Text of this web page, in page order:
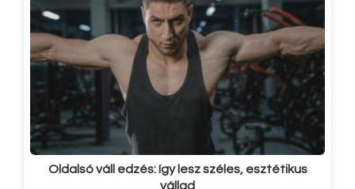
Oldalsó váll edzés: így lesz széles, esztétikus
vállad